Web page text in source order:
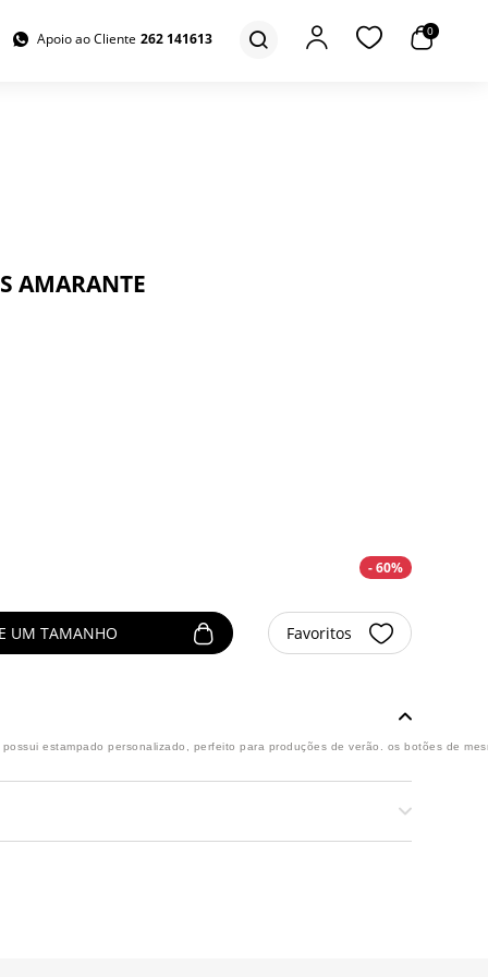
Apoio ao Cliente 262 141613 0
AMARANTE
- 60%
UM TAMANHO Favoritos
estampado personalizado, perfeito para produções de verão. os botões de